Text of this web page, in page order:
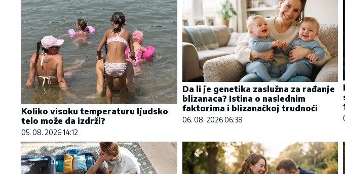
Koliko visoku temperaturu ljudsko
telo može da izdrži?
05. 08. 2026 14:12
Da li je genetika zaslužna za rađanje
blizanaca? Istina o naslednim
faktorima i blizanačkoj trudnoći
06. 08. 2026 06:38